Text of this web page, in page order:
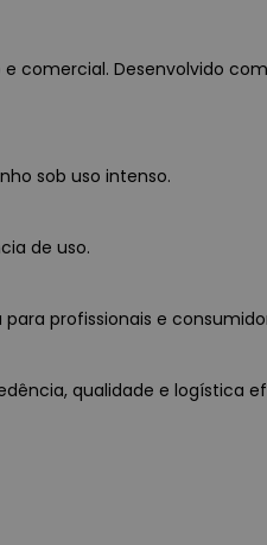
e comercial. Desenvolvido
sob uso intenso.
de uso.
profissionais e
qualidade e logística